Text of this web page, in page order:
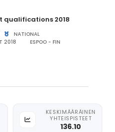
qualifications 2018
NATIONAL
2018
ESPOO - FIN
KESKIMÄÄRÄINEN
YHTEISPISTEET
136.10